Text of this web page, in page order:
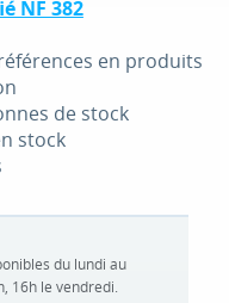
NF 382
en produits
de stock
stock
du lundi au
16h le vendredi.